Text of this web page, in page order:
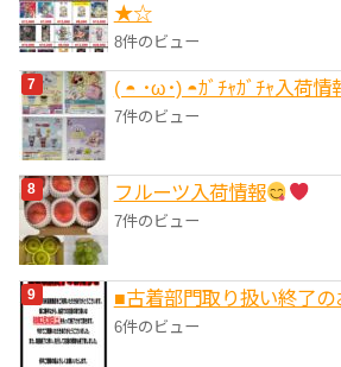
★☆
8件のビュー
( ◓ ･ω･) ◓ｶﾞﾁｬｶﾞﾁｬ入荷情
7件のビュー
フルーツ入荷情報
7件のビュー
■‎古着部門取り扱い終了の
6件のビュー